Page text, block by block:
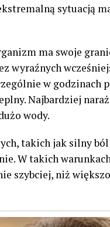
sytuacją
ma swoje
wyraźnych
w
Najbardziej
wody.
takich jak silny ból
W takich
szybciej, niż